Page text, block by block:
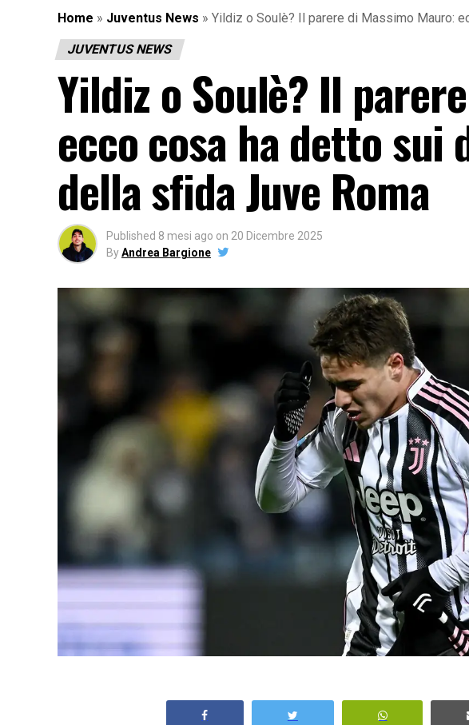
Home » Juventus News » Yildiz o Soulè? Il parere di Massimo Mauro:
JUVENTUS NEWS
Yildiz o Soulè? Il
ecco cosa ha detto
della sfida Juve Roma
Published 8 mesi ago on 20 Dicembre 2025
ByAndrea Bargione